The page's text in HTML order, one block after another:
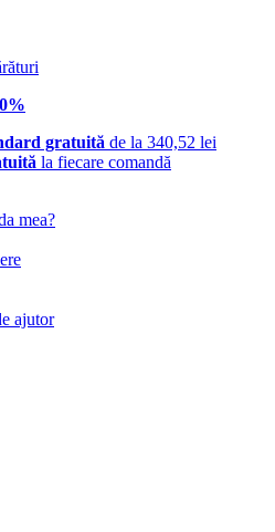
gratuită de la 340,52 lei
la fiecare comandă
mea?
ajutor